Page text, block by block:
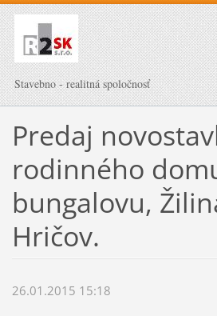
Stavebno - realitná spoločnosť
Predaj
rodinného
bungalovu,
Hričov.
26.01.2015 15:18